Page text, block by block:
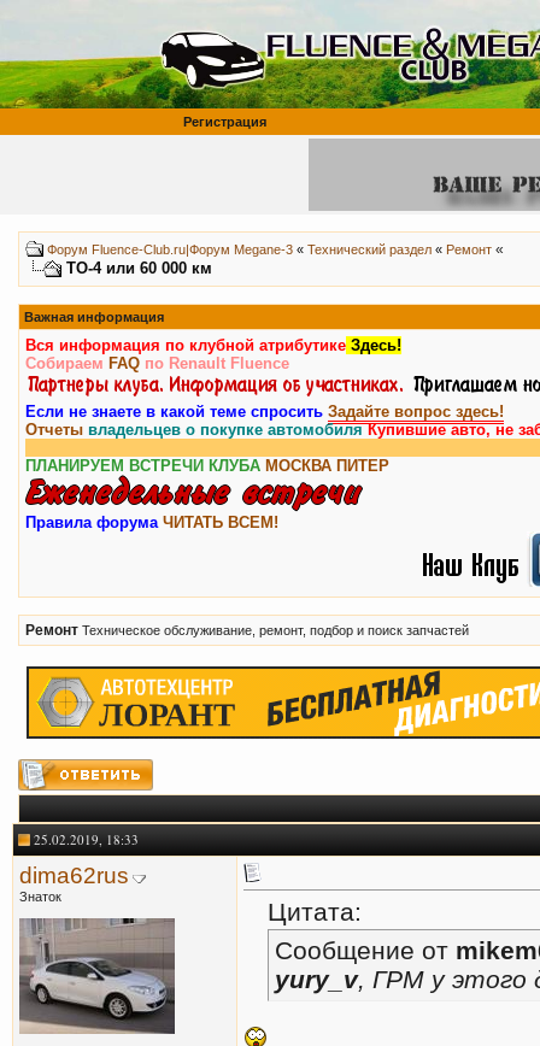
Регистрация
Форум Fluence-Club.ru|Форум Megane-3 « Технический раздел « Ремонт «
ТО-4 или 60 000 км
Важная информация
Вся информация по клубной атрибутике Здесь!
Собираем FAQ по Renault Fluence
Если не знаете в какой теме спросить Задайте вопрос здесь!
Отчеты владельцев о покупке автомобиляКупившие авто, не
ПЛАНИРУЕМ ВСТРЕЧИ КЛУБА МОСКВА ПИТЕР
Правила форума ЧИТАТЬ ВСЕМ!
Ремонт Техническое обслуживание, ремонт, подбор и поиск запчастей
25.02.2019, 18:33
dima62rus
Знаток
Цитата:
Сообщение от
yury_v, ГРМ у этого